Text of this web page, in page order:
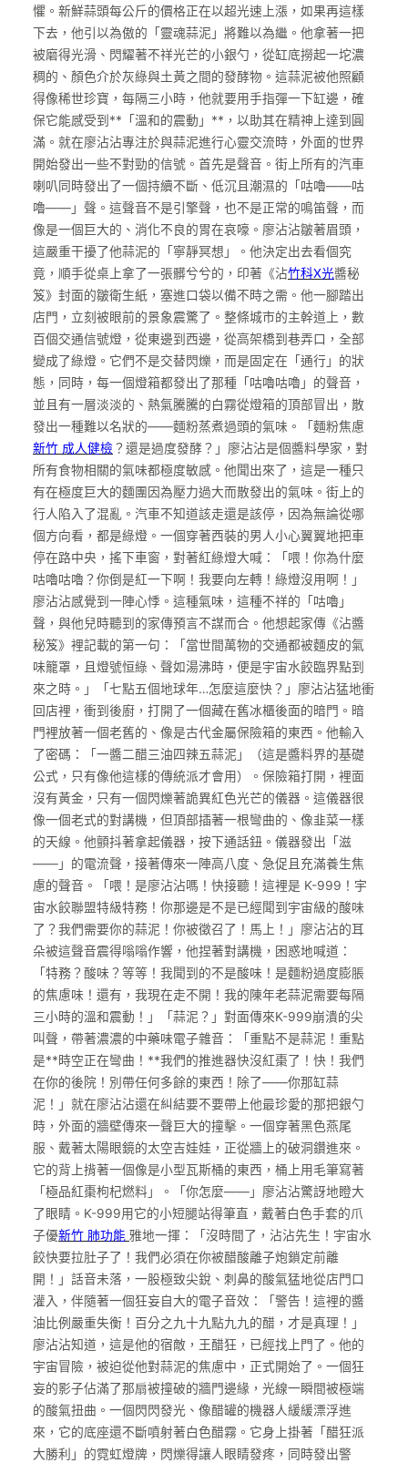
懼。新鮮蒜頭每公斤的價格正在以超光速上漲，如果再這樣
下去，他引以為傲的「靈魂蒜泥」將難以為繼。他拿著一把
被磨得光滑、閃耀著不祥光芒的小銀勺，從缸底撈起一坨濃
稠的、顏色介於灰綠與土黃之間的發酵物。這蒜泥被他照顧
得像稀世珍寶，每隔三小時，他就要用手指彈一下缸邊，確
保它能感受到**「溫和的震動」**，以助其在精神上達到圓
滿。就在廖沾沾專注於與蒜泥進行心靈交流時，外面的世界
開始發出一些不對勁的信號。首先是聲音。街上所有的汽車
喇叭同時發出了一個持續不斷、低沉且潮濕的「咕嚕——咕
嚕——」聲。這聲音不是引擎聲，也不是正常的鳴笛聲，而
像是一個巨大的、消化不良的胃在哀嚎。廖沾沾皺著眉頭，
這嚴重干擾了他蒜泥的「寧靜冥想」。他決定出去看個究
竟，順手從桌上拿了一張髒兮兮的，印著《沾竹科X光醬秘
笈》封面的皺衛生紙，塞進口袋以備不時之需。他一腳踏出
店門，立刻被眼前的景象震驚了。整條城市的主幹道上，數
百個交通信號燈，從東邊到西邊，從高架橋到巷弄口，全部
變成了綠燈。它們不是交替閃爍，而是固定在「通行」的狀
態，同時，每一個燈箱都發出了那種「咕嚕咕嚕」的聲音，
並且有一層淡淡的、熱氣騰騰的白霧從燈箱的頂部冒出，散
發出一種難以名狀的——麵粉蒸煮過頭的氣味。「麵粉焦慮
新竹 成人健檢？還是過度發酵？」廖沾沾是個醬料學家，對
所有食物相關的氣味都極度敏感。他聞出來了，這是一種只
有在極度巨大的麵團因為壓力過大而散發出的氣味。街上的
行人陷入了混亂。汽車不知道該走還是該停，因為無論從哪
個方向看，都是綠燈。一個穿著西裝的男人小心翼翼地把車
停在路中央，搖下車窗，對著紅綠燈大喊：「喂！你為什麼
咕嚕咕嚕？你倒是紅一下啊！我要向左轉！綠燈沒用啊！」
廖沾沾感覺到一陣心悸。這種氣味，這種不祥的「咕嚕」
聲，與他兒時聽到的家傳預言不謀而合。他想起家傳《沾醬
秘笈》裡記載的第一句：「當世間萬物的交通都被麵皮的氣
味籠罩，且燈號恒綠、聲如湯沸時，便是宇宙水餃臨界點到
來之時。」「七點五個地球年…怎麼這麼快？」廖沾沾猛地衝
回店裡，衝到後廚，打開了一個藏在舊冰櫃後面的暗門。暗
門裡放著一個老舊的、像是古代金屬保險箱的東西。他輸入
了密碼：「一醬二醋三油四辣五蒜泥」（這是醬料界的基礎
公式，只有像他這樣的傳統派才會用）。保險箱打開，裡面
沒有黃金，只有一個閃爍著詭異紅色光芒的儀器。這儀器很
像一個老式的對講機，但頂部插著一根彎曲的、像韭菜一樣
的天線。他顫抖著拿起儀器，按下通話鈕。儀器發出「滋
——」的電流聲，接著傳來一陣高八度、急促且充滿養生焦
慮的聲音。「喂！是廖沾沾嗎！快接聽！這裡是 K-999！宇
宙水餃聯盟特級特務！你那邊是不是已經聞到宇宙級的酸味
了？我們需要你的蒜泥！你被徵召了！馬上！」廖沾沾的耳
朵被這聲音震得嗡嗡作響，他捏著對講機，困惑地喊道：
「特務？酸味？等等！我聞到的不是酸味！是麵粉過度膨脹
的焦慮味！還有，我現在走不開！我的陳年老蒜泥需要每隔
三小時的溫和震動！」「蒜泥？」對面傳來K-999崩潰的尖
叫聲，帶著濃濃的中藥味電子雜音：「重點不是蒜泥！重點
是**時空正在彎曲！**我們的推進器快沒紅棗了！快！我們
在你的後院！別帶任何多餘的東西！除了——你那缸蒜
泥！」就在廖沾沾還在糾結要不要帶上他最珍愛的那把銀勺
時，外面的牆壁傳來一聲巨大的撞擊。一個穿著黑色燕尾
服、戴著太陽眼鏡的太空吉娃娃，正從牆上的破洞鑽進來。
它的背上揹著一個像是小型瓦斯桶的東西，桶上用毛筆寫著
「極品紅棗枸杞燃料」。「你怎麼——」廖沾沾驚訝地瞪大
了眼睛。K-999用它的小短腿站得筆直，戴著白色手套的爪
子優新竹 肺功能 雅地一揮：「沒時間了，沾沾先生！宇宙水
餃快要拉肚子了！我們必須在你被醋酸離子炮鎖定前離
開！」話音未落，一股極致尖銳、刺鼻的酸氣猛地從店門口
灌入，伴隨著一個狂妄自大的電子音效：「警告！這裡的醬
油比例嚴重失衡！百分之九十九點九九的醋，才是真理！」
廖沾沾知道，這是他的宿敵，王醋狂，已經找上門了。他的
宇宙冒險，被迫從他對蒜泥的焦慮中，正式開始了。一個狂
妄的影子佔滿了那扇被撞破的牆門邊緣，光線一瞬間被極端
的酸氣扭曲。一個閃閃發光、像醋罐的機器人緩緩漂浮進
來，它的底座還不斷噴射著白色醋霧。它身上掛著「醋狂派
大勝利」的霓虹燈牌，閃爍得讓人眼睛發疼，同時發出警